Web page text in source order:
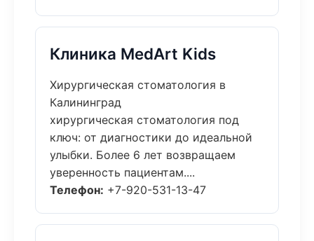
Клиника MedArt Kids
Хирургическая стоматология в
Калининград
хирургическая стоматология под
ключ: от диагностики до идеальной
улыбки. Более 6 лет возвращаем
уверенность пациентам....
Телефон: +7-920-531-13-47